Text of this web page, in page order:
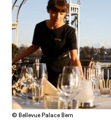
© Bellevue Palace Bern